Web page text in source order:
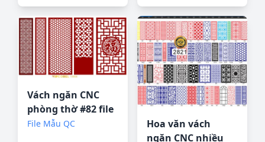
Vách ngăn CNC
phòng thờ #82 file
corel
File Mẫu QC
Hoa văn vách
ngăn CNC nhiều